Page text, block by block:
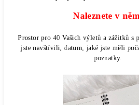
Naleznete v
Prostor pro 40 Vašich výletů a zážitků s
jste navštívili, datum, jaké jste měli
poznatky.